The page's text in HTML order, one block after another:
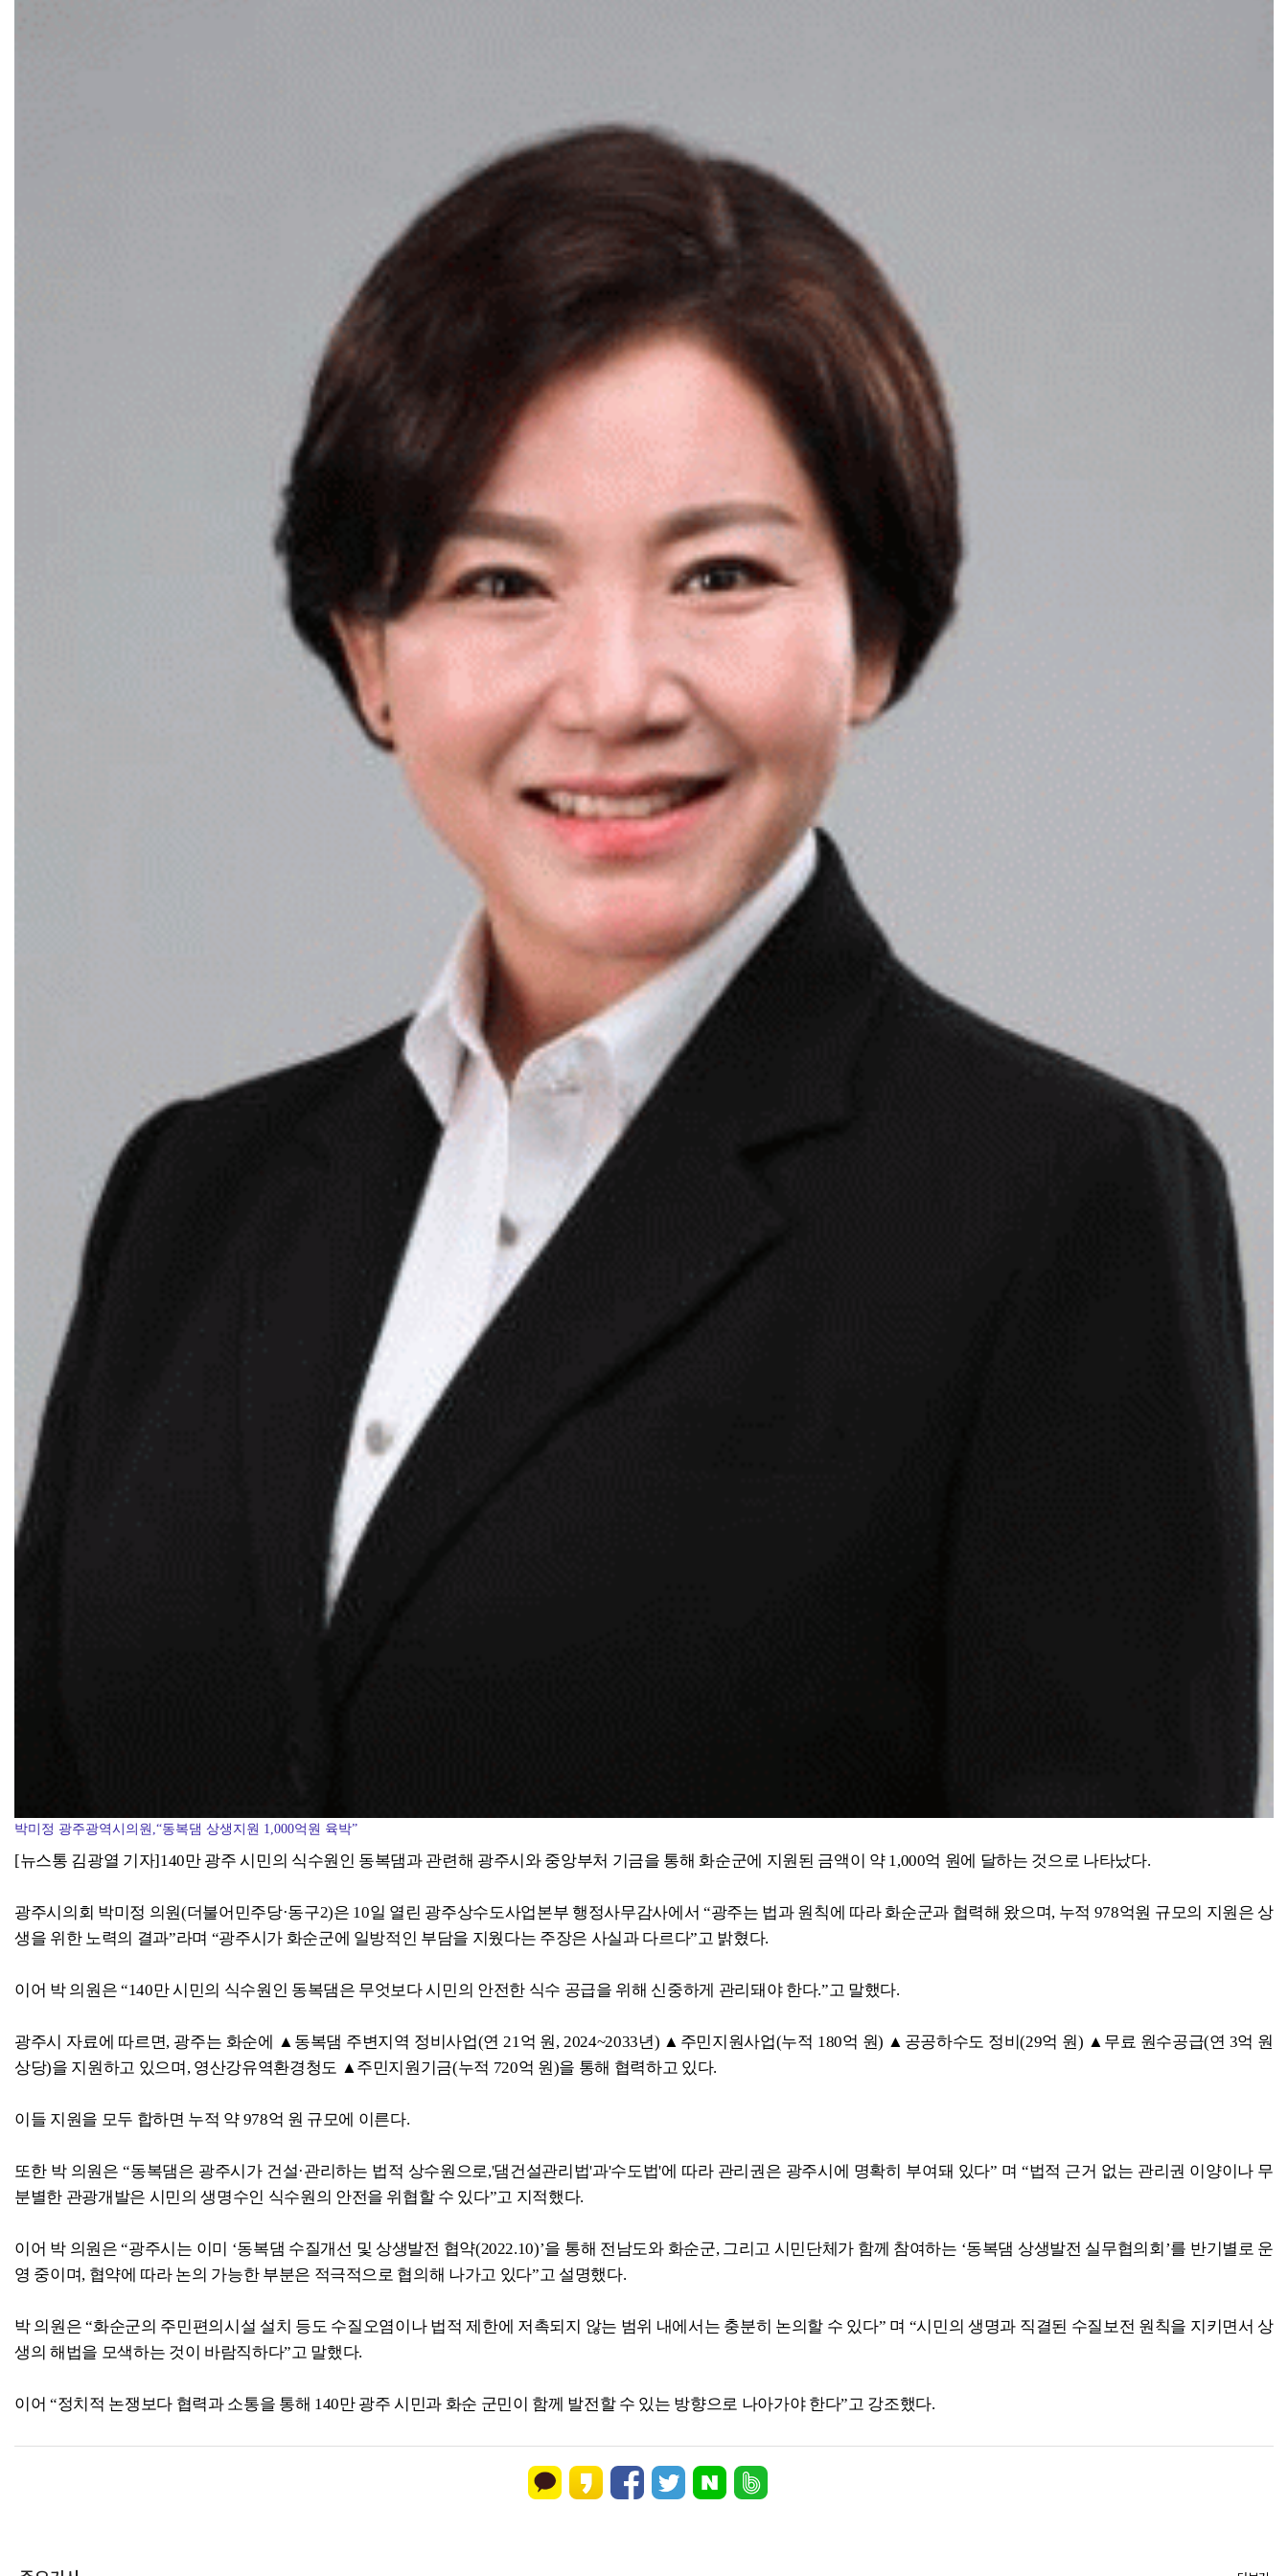
박미정 광주광역시의원,“동복댐 상생지원 1,000억원 육박”
[뉴스통 김광열 기자]140만 광주 시민의 식수원인 동복댐과 관련해 광주시와 중앙부처 기금을 통해 화순군에 지원된 금액이 약 1,000억 원에 달하는 것으로 나타났다.
광주시의회 박미정 의원(더불어민주당·동구2)은 10일 열린 광주상수도사업본부 행정사무감사에서 “광주는 법과 원칙에 따라 화순군과 협력해 왔으며, 누적 978억원 규모의 지원은 상
생을 위한 노력의 결과”라며 “광주시가 화순군에 일방적인 부담을 지웠다는 주장은 사실과 다르다”고 밝혔다.
이어 박 의원은 “140만 시민의 식수원인 동복댐은 무엇보다 시민의 안전한 식수 공급을 위해 신중하게 관리돼야 한다.”고 말했다.
광주시 자료에 따르면, 광주는 화순에 ▲동복댐 주변지역 정비사업(연 21억 원, 2024~2033년) ▲주민지원사업(누적 180억 원) ▲공공하수도 정비(29억 원) ▲무료 원수공급(연 3억 원
상당)을 지원하고 있으며, 영산강유역환경청도 ▲주민지원기금(누적 720억 원)을 통해 협력하고 있다.
이들 지원을 모두 합하면 누적 약 978억 원 규모에 이른다.
또한 박 의원은 “동복댐은 광주시가 건설·관리하는 법적 상수원으로,'댐건설관리법'과'수도법'에 따라 관리권은 광주시에 명확히 부여돼 있다” 며 “법적 근거 없는 관리권 이양이나 무
분별한 관광개발은 시민의 생명수인 식수원의 안전을 위협할 수 있다”고 지적했다.
이어 박 의원은 “광주시는 이미 ‘동복댐 수질개선 및 상생발전 협약(2022.10)’을 통해 전남도와 화순군, 그리고 시민단체가 함께 참여하는 ‘동복댐 상생발전 실무협의회’를 반기별로 운
영 중이며, 협약에 따라 논의 가능한 부분은 적극적으로 협의해 나가고 있다”고 설명했다.
박 의원은 “화순군의 주민편의시설 설치 등도 수질오염이나 법적 제한에 저촉되지 않는 범위 내에서는 충분히 논의할 수 있다” 며 “시민의 생명과 직결된 수질보전 원칙을 지키면서 상
생의 해법을 모색하는 것이 바람직하다”고 말했다.
이어 “정치적 논쟁보다 협력과 소통을 통해 140만 광주 시민과 화순 군민이 함께 발전할 수 있는 방향으로 나아가야 한다”고 강조했다.